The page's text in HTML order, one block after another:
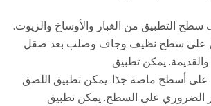
التطبيق من الغبار والأوساخ والزيوت.
على سطح نظيف وجاف وصلب بعد صقل
يمكن تطبيق
أسطح ماصة جدًا. يمكن تطبيق اللصق
الضروري على السطح. يمكن تطبيق